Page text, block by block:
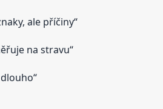
ale příčiny“
na stravu“